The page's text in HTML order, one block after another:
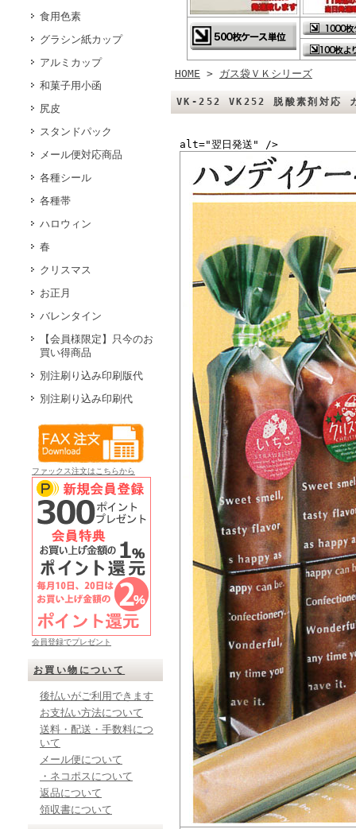
食用色素
グラシン紙カップ
アルミカップ
和菓子用小函
尻皮
スタンドパック
メール便対応商品
各種シール
各種帯
ハロウィン
春
クリスマス
お正月
バレンタイン
【会員様限定】只今のお
買い得商品
別注刷り込み印刷版代
別注刷り込み印刷代
ファックス注文はこちらから
会員登録でプレゼント
お買い物について
後払いがご利用できます
お支払い方法について
送料・配送・手数料につ
いて
メール便について
・ネコポスについて
返品について
領収書について
HOME > ガス袋ＶＫシリーズ
VK-252 VK252 脱酸素剤対応
alt="翌日発送" />